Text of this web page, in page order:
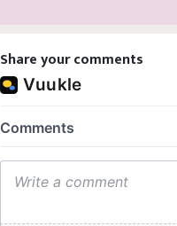
Share your comments